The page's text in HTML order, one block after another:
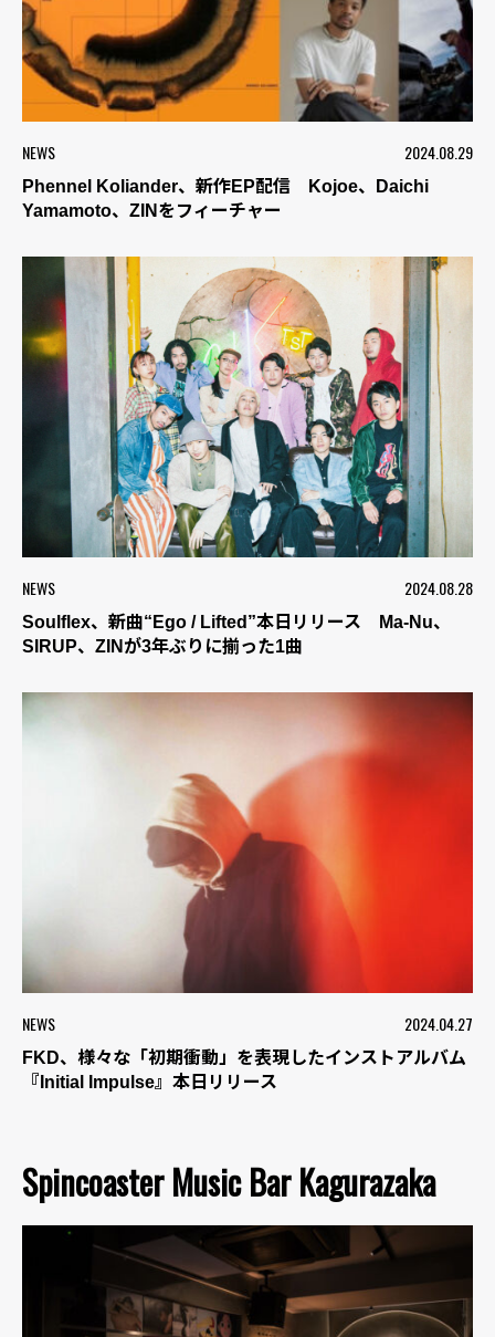
NEWS 2024.08.29
Phennel Koliander、新作EP配信 Kojoe、Daichi
Yamamoto、ZINをフィーチャー
NEWS 2024.08.28
Soulflex、新曲“Ego / Lifted”本日リリース Ma-Nu、
SIRUP、ZINが3年ぶりに揃った1曲
NEWS 2024.04.27
FKD、様々な「初期衝動」を表現したインストアルバム
『Initial Impulse』本日リリース
Spincoaster Music Bar Kagurazaka